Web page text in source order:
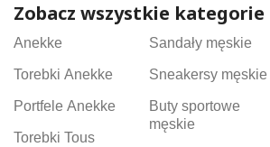
Zobacz wszystkie kategorie
Anekke
Torebki Anekke
Portfele Anekke
Torebki Tous
Sandały męskie
Sneakersy męskie
Buty sportowe
męskie